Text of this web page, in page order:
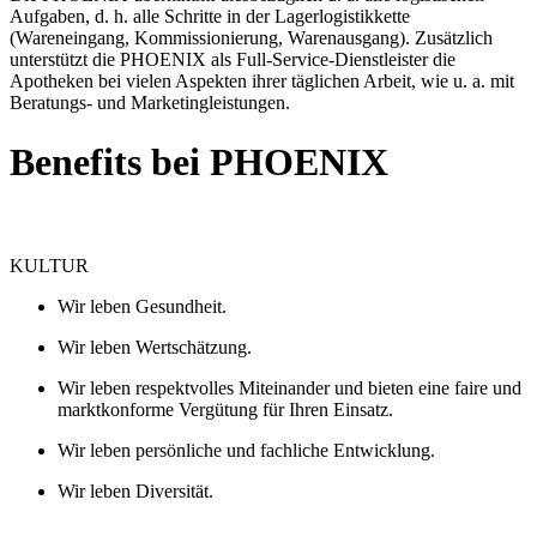
Aufgaben, d. h. alle Schritte in der Lagerlogistikkette
(Wareneingang, Kommissionierung, Warenausgang). Zusätzlich
unterstützt die PHOENIX als Full-Service-Dienstleister die
Apotheken bei vielen Aspekten ihrer täglichen Arbeit, wie u. a. mit
Beratungs- und Marketingleistungen.
Benefits bei PHOENIX
KULTUR
Wir leben Gesundheit.
Wir leben Wertschätzung.
Wir leben respektvolles Miteinander und bieten eine faire und
marktkonforme Vergütung für Ihren Einsatz.
Wir leben persönliche und fachliche Entwicklung.
Wir leben Diversität.